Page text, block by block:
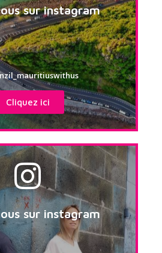
sur instagram
Cliquez ici
sur instagram